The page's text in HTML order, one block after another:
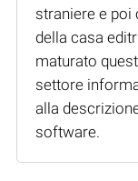
straniere e poi
della casa
maturato
settore
alla
software.